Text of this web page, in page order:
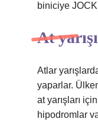
biniciye
At
Atlar
yaparlar.
at yarışları
hipodromlar